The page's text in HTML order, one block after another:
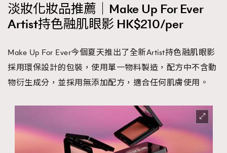
淡妝化妝品推薦｜Make Up For Ever
Artist持色融肌眼影 HK$210/per
Make Up For Ever今個夏天推出了全新Artist持色融肌眼影
採用環保設計的包裝，使用單一物料製造，配方中不含動
物衍生成分，並採用無添加配方，適合任何肌膚使用。